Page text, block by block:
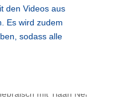
den Videos aus
Es wird zudem
sodass alle